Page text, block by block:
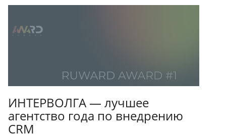
ИНТЕРВОЛГА — лучшее
агентство года по внедрению
CRM